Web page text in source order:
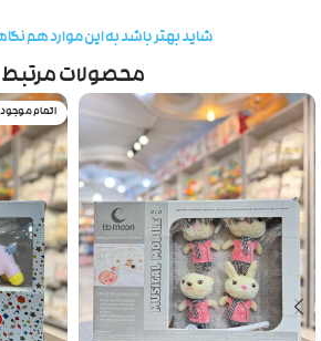
شاید بهتر باشد به این موارد هم
محصولات مرتبط
اتمام